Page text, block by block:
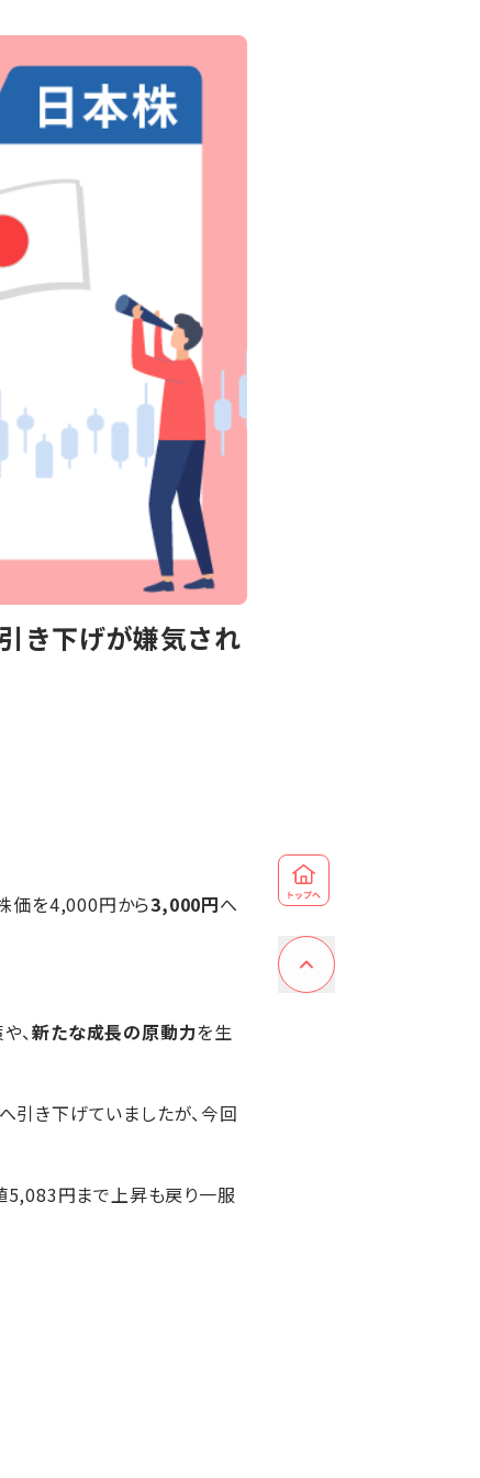
き下げが嫌気され
株価を4,000円から3,000円へ
、新たな成長の原動力を生
へ引き下げていましたが、今回
円まで上昇も戻り一服